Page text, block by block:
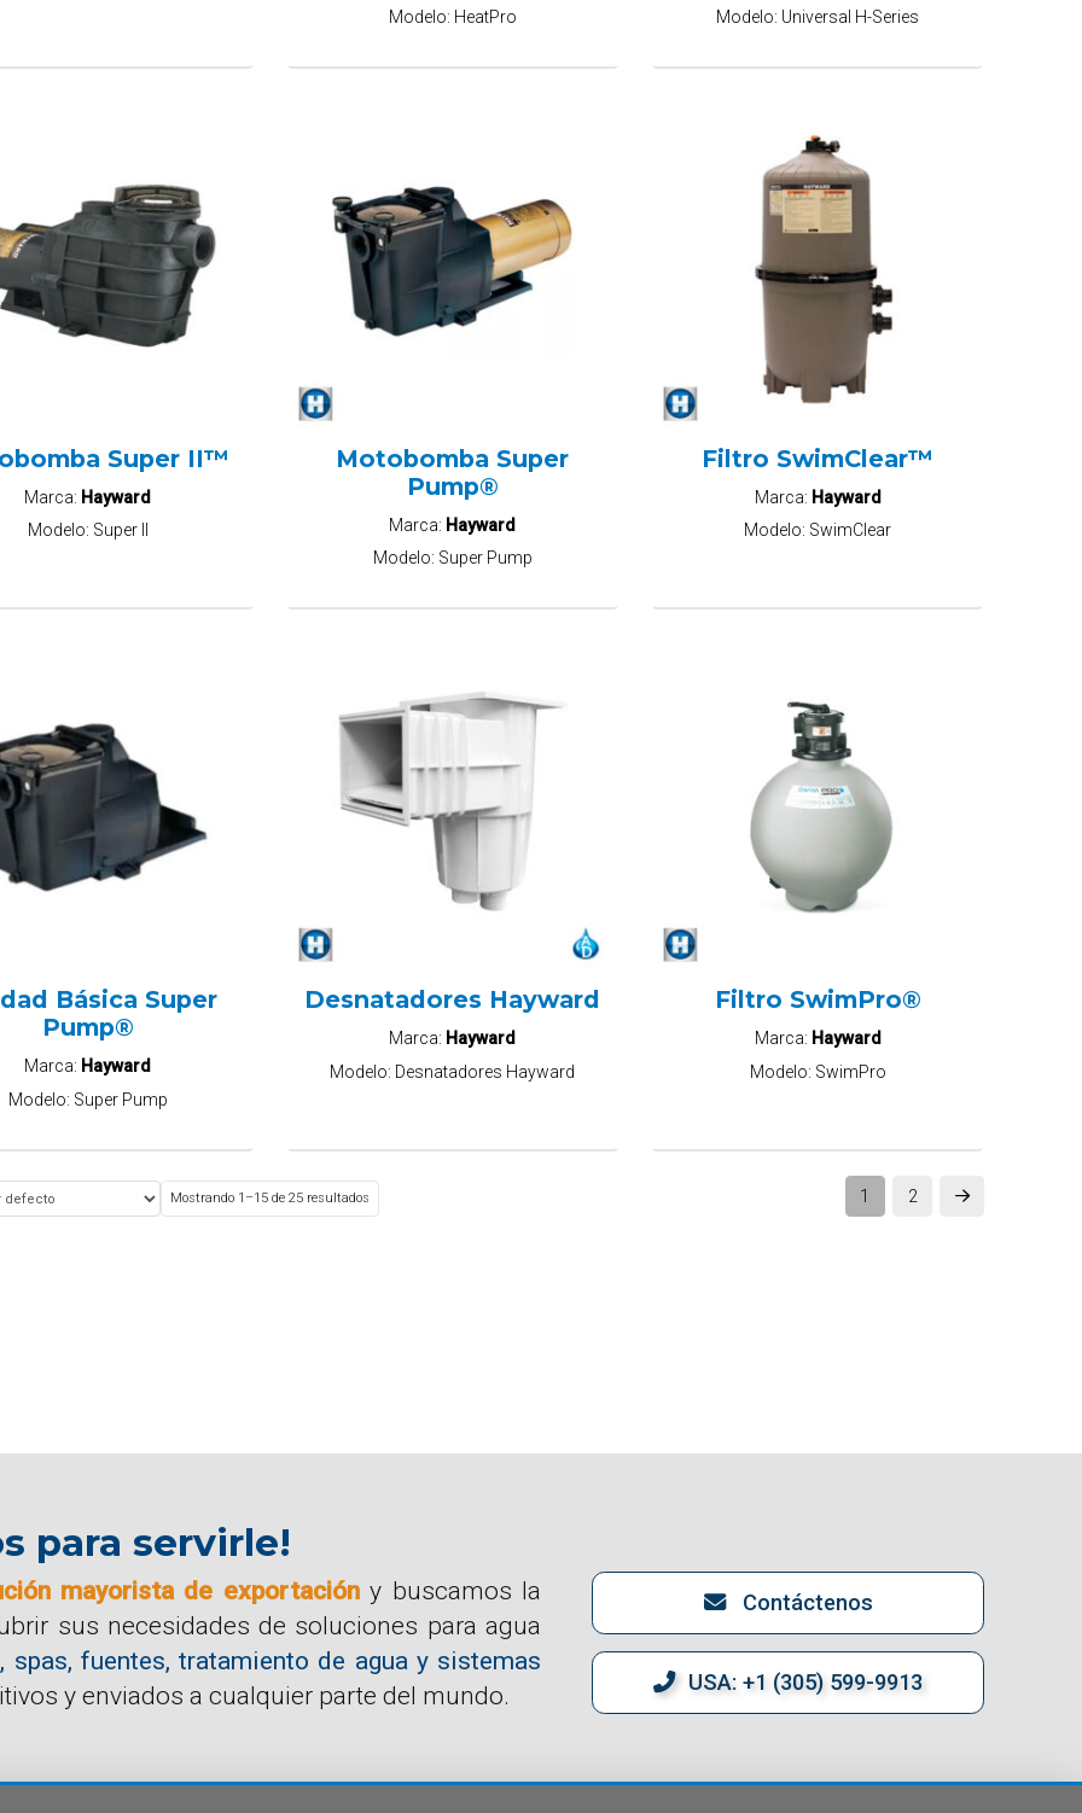
Modelo: HeatPro
Modelo: Universal H-Series
Super II™
Marca: Hayward
Modelo: Super II
Motobomba Super
Pump®
Marca: Hayward
Modelo: Super Pump
Filtro SwimClear™
Marca: Hayward
Modelo: SwimClear
Básica Super
Pump®
Marca: Hayward
Modelo: Super Pump
Desnatadores Hayward
Marca: Hayward
Modelo: Desnatadores Hayward
Filtro SwimPro®
Marca: Hayward
Modelo: SwimPro
Mostrando 1–15 de 25 resultados 1 2 Next
para servirle!
mayorista de exportacióny buscamos la
sus necesidades de soluciones para agua
spas, fuentes, tratamiento de agua y sistemas
y enviados a cualquier parte del mundo.
Contáctenos
USA: +1 (305) 599-9913